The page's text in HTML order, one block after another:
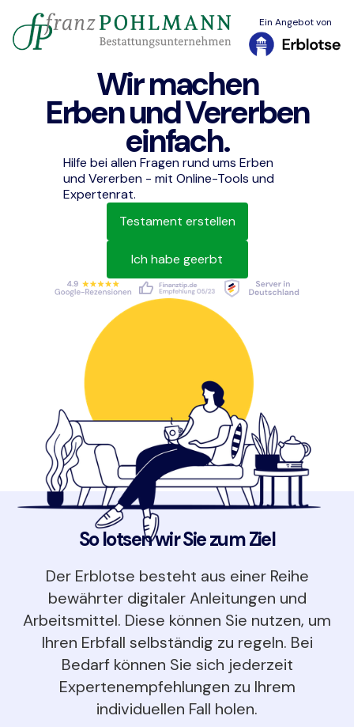
Ein Angebot von
Wir machen
Erben und Vererben
einfach.
Hilfe bei allen Fragen rund ums Erben
und Vererben - mit Online-Tools und
Expertenrat.
Testament erstellen
Ich habe geerbt
So lotsen wir Sie zum Ziel
Der Erblotse besteht aus einer Reihe
bewährter digitaler Anleitungen und
Arbeitsmittel. Diese können Sie nutzen, um
Ihren Erbfall selbständig zu regeln. Bei
Bedarf können Sie sich jederzeit
Expertenempfehlungen zu Ihrem
individuellen Fall holen.